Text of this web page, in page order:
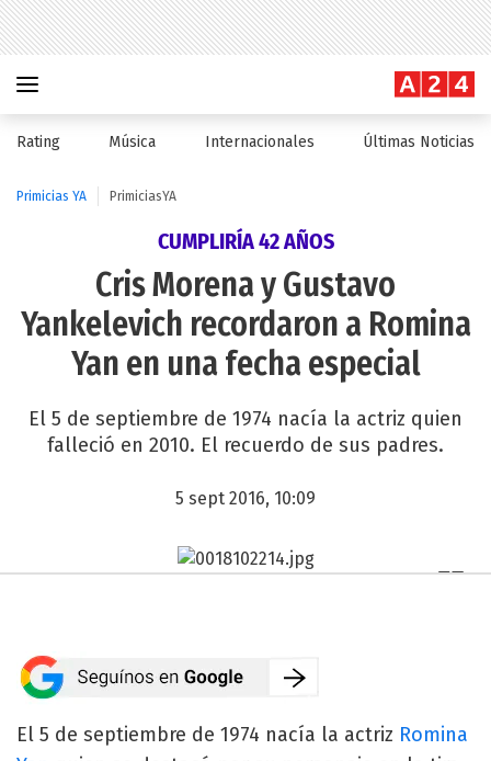
Rating Música Internacionales Últimas Noticias
Primicias YA PrimiciasYA
CUMPLIRÍA 42 AÑOS
Cris Morena y Gustavo
Yankelevich recordaron a Romina
Yan en una fecha especial
El 5 de septiembre de 1974 nacía la actriz quien
falleció en 2010. El recuerdo de sus padres.
5 sept 2016, 10:09
El 5 de septiembre de 1974 nacía la actriz Romina